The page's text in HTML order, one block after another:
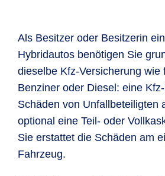
Als Besitzer oder Besitzerin
Hybridautos benötigen Sie
dieselbe Kfz-Versicherung wie
Benziner oder Diesel: eine
Schäden von Unfallbeteiligten
optional eine Teil- oder
Sie erstattet die Schäden am
Fahrzeug.